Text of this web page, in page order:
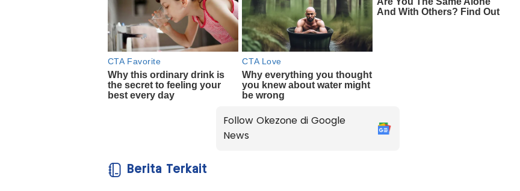
Follow Okezone di Google
News
Berita Terkait